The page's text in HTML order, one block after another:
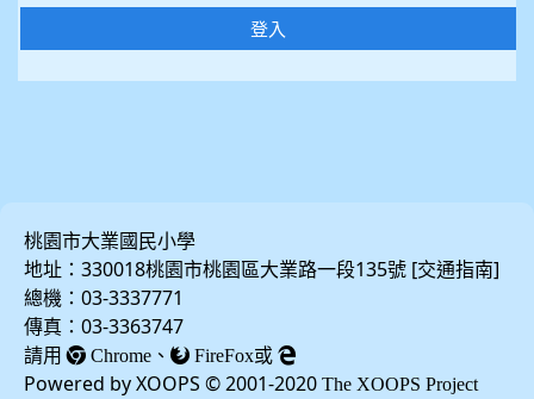
登入
桃園市大業國民小學
地址：330018桃園市桃園區大業路一段135號 [交通指南]
總機：03-3337771
傳真：03-3363747
請用
Chrome 、 FireFox或
Powered by XOOPS © 2001-2020 The XOOPS Project